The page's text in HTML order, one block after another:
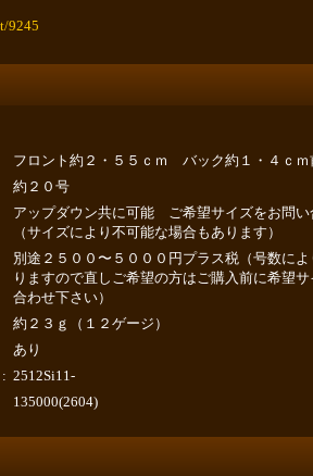
9245
フロント約２・５５ｃｍ バック約１・４ｃｍ
約２０号
アップダウン共に可能 ご希望サイズをお問い
（サイズにより不可能な場合もあります）
別途２５００〜５０００円プラス税（号数に
りますので直しご希望の方はご購入前に希望
合わせ下さい）
約２３ｇ（１２ゲージ）
あり
: 2512Si11-
135000(2604)